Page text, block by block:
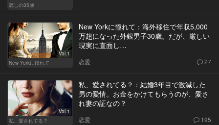
麗しの35歳
Vol.1
New Yorkに憧れて
New Yorkに憧れて：海外移住で年収5,000
万超になった外銀男子30歳。だが、厳しい
現実に直面し…
恋愛 27
Vol.1
私、愛されてる？
私、愛されてる？：結婚3年目で激減した
男の愛情。お金をかけてもらうのが、愛さ
れ妻の証なの？
恋愛 195